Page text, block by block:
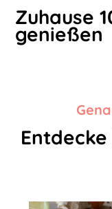
Zuhause
genießen